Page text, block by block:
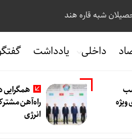
شبه قاره هند
داخلی یادداشت
ویژه
همگرایی
راه‌آهن
انرژی